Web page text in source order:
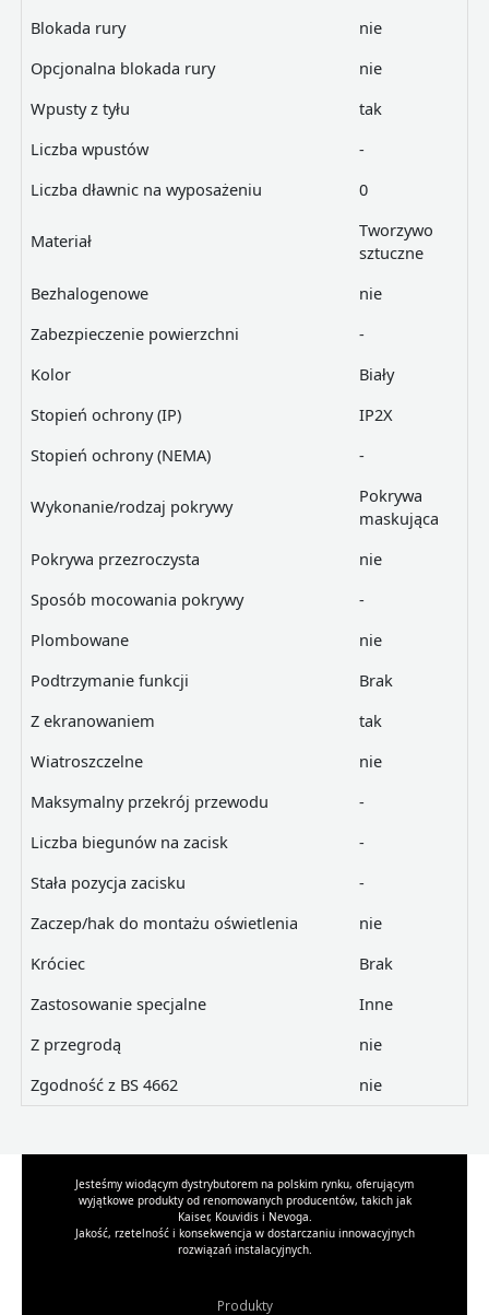
Blokada rury
nie
Opcjonalna blokada rury
nie
Wpusty z tyłu
tak
Liczba wpustów
-
Liczba dławnic na wyposażeniu
0
Materiał
Tworzywo
sztuczne
Bezhalogenowe
nie
Zabezpieczenie powierzchni
-
Kolor
Biały
Stopień ochrony (IP)
IP2X
Stopień ochrony (NEMA)
-
Wykonanie/rodzaj pokrywy
Pokrywa
maskująca
Pokrywa przezroczysta
nie
Sposób mocowania pokrywy
-
Plombowane
nie
Podtrzymanie funkcji
Brak
Z ekranowaniem
tak
Wiatroszczelne
nie
Maksymalny przekrój przewodu
-
Liczba biegunów na zacisk
-
Stała pozycja zacisku
-
Zaczep/hak do montażu oświetlenia
nie
Króciec
Brak
Zastosowanie specjalne
Inne
Z przegrodą
nie
Zgodność z BS 4662
nie
Jesteśmy wiodącym dystrybutorem na polskim rynku, oferującym
wyjątkowe produkty od renomowanych producentów, takich jak
Kaiser, Kouvidis i Nevoga.
Jakość, rzetelność i konsekwencja w dostarczaniu innowacyjnych
rozwiązań instalacyjnych.
Produkty